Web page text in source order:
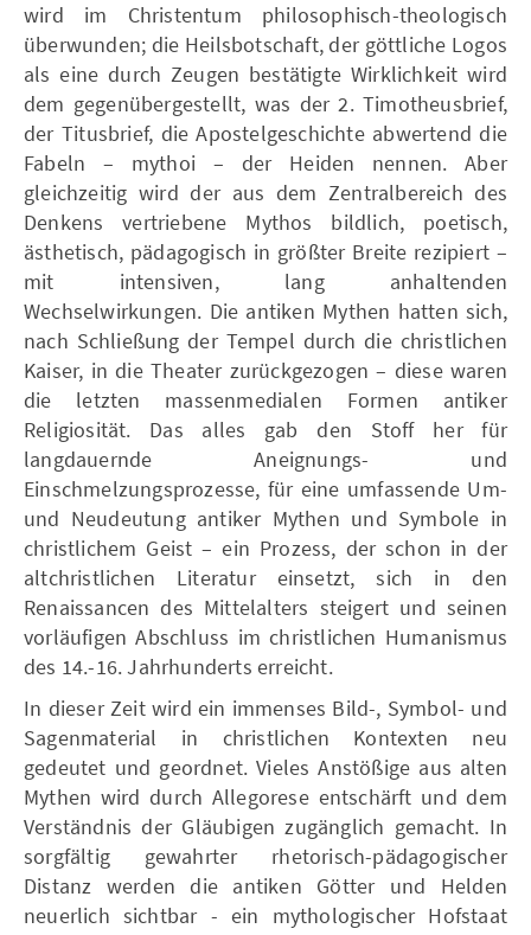
wird im Christentum philosophisch-theologisch
überwunden; die Heilsbotschaft, der göttliche Logos
als eine durch Zeugen bestätigte Wirklichkeit wird
dem gegenübergestellt, was der 2. Timotheusbrief,
der Titusbrief, die Apostelgeschichte abwertend die
Fabeln – mythoi – der Heiden nennen. Aber
gleichzeitig wird der aus dem Zentralbereich des
Denkens vertriebene Mythos bildlich, poetisch,
ästhetisch, pädagogisch in größter Breite rezipiert –
mit intensiven, lang anhaltenden
Wechselwirkungen. Die antiken Mythen hatten sich,
nach Schließung der Tempel durch die christlichen
Kaiser, in die Theater zurückgezogen – diese waren
die letzten massenmedialen Formen antiker
Religiosität. Das alles gab den Stoff her für
langdauernde Aneignungs- und
Einschmelzungsprozesse, für eine umfassende Um-
und Neudeutung antiker Mythen und Symbole in
christlichem Geist – ein Prozess, der schon in der
altchristlichen Literatur einsetzt, sich in den
Renaissancen des Mittelalters steigert und seinen
vorläufigen Abschluss im christlichen Humanismus
des 14.-16. Jahrhunderts erreicht.
In dieser Zeit wird ein immenses Bild-, Symbol- und
Sagenmaterial in christlichen Kontexten neu
gedeutet und geordnet. Vieles Anstößige aus alten
Mythen wird durch Allegorese entschärft und dem
Verständnis der Gläubigen zugänglich gemacht. In
sorgfältig gewahrter rhetorisch-pädagogischer
Distanz werden die antiken Götter und Helden
neuerlich sichtbar - ein mythologischer Hofstaat